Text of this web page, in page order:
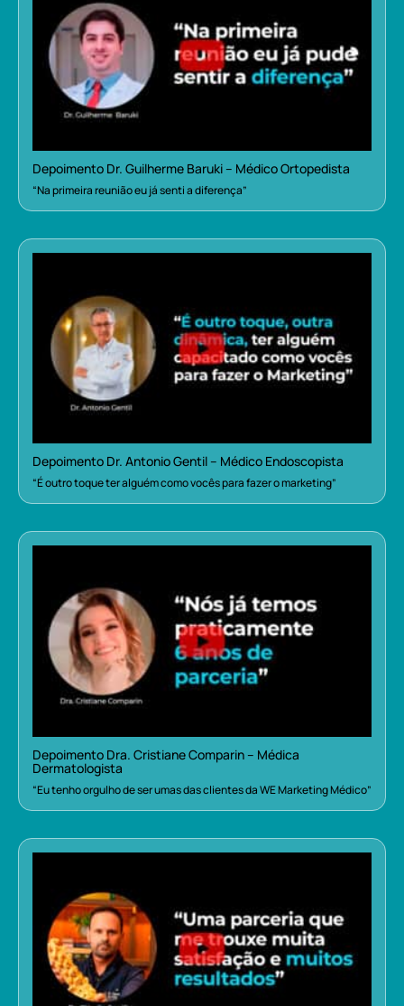
Depoimento Dr. Guilherme Baruki – Médico Ortopedista
“Na primeira reunião eu já senti a diferença”
Depoimento Dr. Antonio Gentil – Médico Endoscopista
“É outro toque ter alguém como vocês para fazer o marketing”
Depoimento Dra. Cristiane Comparin – Médica
Dermatologista
“Eu tenho orgulho de ser umas das clientes da WE Marketing Médico”